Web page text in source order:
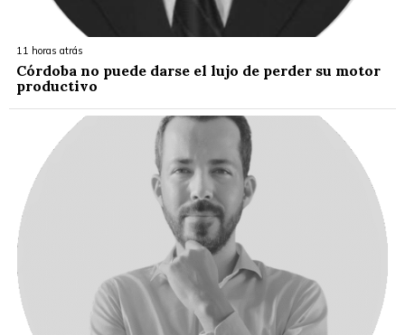
11 horas atrás
Córdoba no puede darse el lujo de perder su motor
productivo